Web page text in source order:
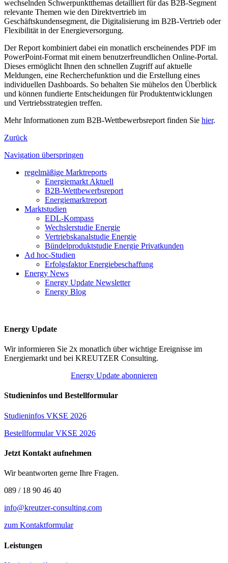
wechselnden Schwerpunktthemas detailliert für das B2B-Segment
relevante Themen wie den Direktvertrieb im
Geschäftskundensegment, die Digitalisierung im B2B-Vertrieb oder
Flexibilität in der Energieversorgung.
Der Report kombiniert dabei ein monatlich erscheinendes PDF im
PowerPoint-Format mit einem benutzerfreundlichen Online-Portal.
Dieses ermöglicht Ihnen den schnellen Zugriff auf aktuelle
Meldungen, eine Recherchefunktion und die Erstellung eines
individuellen Dashboards. So behalten Sie mühelos den Überblick
und können fundierte Entscheidungen für Produktentwicklungen
und Vertriebsstrategien treffen.
Mehr Informationen zum B2B-Wettbewerbsreport finden Sie hier.
Zurück
Navigation überspringen
regelmäßige Marktreports
Energiemarkt Aktuell
B2B-Wettbewerbsreport
Energiemarktreport
Marktstudien
EDL-Kompass
Wechslerstudie Energie
Vertriebskanalstudie Energie
Bündelproduktstudie Energie Privatkunden
Ad hoc-Studien
Erfolgsfaktor Energiebeschaffung
Energy News
Energy Update Newsletter
Energy Blog
Energy Update
Wir informieren Sie 2x monatlich über wichtige Ereignisse im
Energiemarkt und bei KREUTZER Consulting.
Energy Update abonnieren
Studieninfos und Bestellformular
Studieninfos VKSE 2026
Bestellformular VKSE 2026
Jetzt Kontakt aufnehmen
Wir beantworten gerne Ihre Fragen.
089 / 18 90 46 40
info@kreutzer-consulting.com
zum Kontaktformular
Leistungen